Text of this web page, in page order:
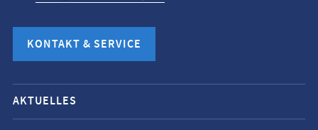
KONTAKT & SERVICE
Mobile-
Service-
AKTUELLES